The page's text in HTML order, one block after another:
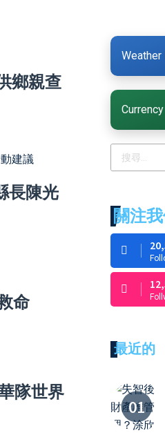
鄉親查
長陳光
命
隊世界
關注
最近的